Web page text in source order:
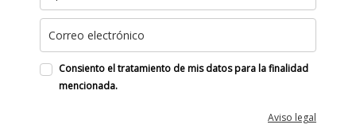
Consiento el tratamiento de mis datos para la finalidad
mencionada.
Aviso legal